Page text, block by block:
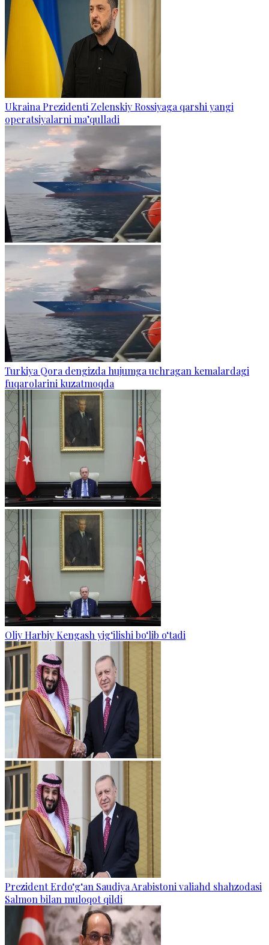
Ukraina Prezidenti Zelenskiy Rossiyaga qarshi yangi
operatsiyalarni ma’qulladi
Turkiya Qora dengizda hujumga uchragan kemalardagi
fuqarolarini kuzatmoqda
Oliy Harbiy Kengash yig‘ilishi bo‘lib o‘tadi
Prezident Erdo‘g‘an Saudiya Arabistoni valiahd shahzodasi
Salmon bilan muloqot qildi